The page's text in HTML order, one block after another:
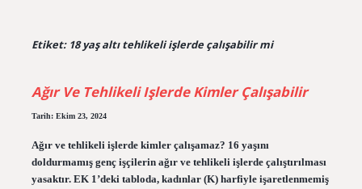
Etiket: 18 yaş altı tehlikeli işlerde çalışabilir mi
Ağır Ve Tehlikeli Işlerde Kimler Çalışabilir
Tarih: Ekim 23, 2024
Ağır ve tehlikeli işlerde kimler çalışamaz? 16 yaşını
doldurmamış genç işçilerin ağır ve tehlikeli işlerde çalıştırılması
yasaktır. EK 1’deki tabloda, kadınlar (K) harfiyle işaretlenmemiş